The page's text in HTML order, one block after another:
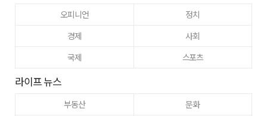
오피니언
정치
경제
사회
국제
스포츠
라이프 뉴스
부동산
문화